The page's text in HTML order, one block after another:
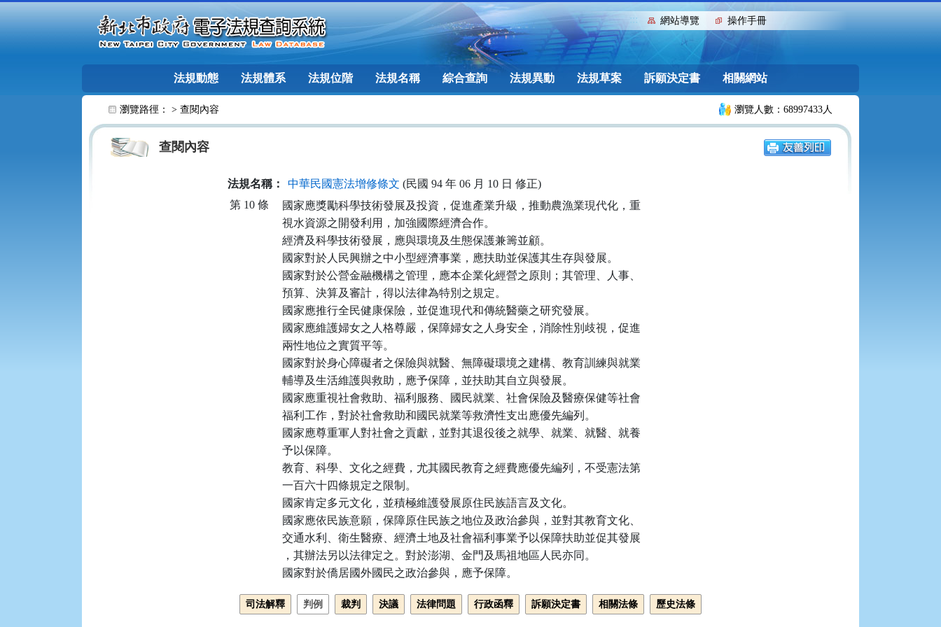
::: 網站導覽 操作手冊
法規動態 法規體系 法規位階 法規名稱 綜合查詢 法規異動 法規草案 訴願決定書 相關網站
瀏覽路徑： > 查閱內容 瀏覽人數：68997433人
查閱內容
法規名稱： 中華民國憲法增修條文 (民國 94 年 06 月 10 日 修正)
第 10 條
國家應獎勵科學技術發展及投資，促進產業升級，推動農漁業現代化，重
視水資源之開發利用，加強國際經濟合作。
經濟及科學技術發展，應與環境及生態保護兼籌並顧。
國家對於人民興辦之中小型經濟事業，應扶助並保護其生存與發展。
國家對於公營金融機構之管理，應本企業化經營之原則；其管理、人事、
預算、決算及審計，得以法律為特別之規定。
國家應推行全民健康保險，並促進現代和傳統醫藥之研究發展。
國家應維護婦女之人格尊嚴，保障婦女之人身安全，消除性別歧視，促進
兩性地位之實質平等。
國家對於身心障礙者之保險與就醫、無障礙環境之建構、教育訓練與就業
輔導及生活維護與救助，應予保障，並扶助其自立與發展。
國家應重視社會救助、福利服務、國民就業、社會保險及醫療保健等社會
福利工作，對於社會救助和國民就業等救濟性支出應優先編列。
國家應尊重軍人對社會之貢獻，並對其退役後之就學、就業、就醫、就養
予以保障。
教育、科學、文化之經費，尤其國民教育之經費應優先編列，不受憲法第
一百六十四條規定之限制。
國家肯定多元文化，並積極維護發展原住民族語言及文化。
國家應依民族意願，保障原住民族之地位及政治參與，並對其教育文化、
交通水利、衛生醫療、經濟土地及社會福利事業予以保障扶助並促其發展
，其辦法另以法律定之。對於澎湖、金門及馬祖地區人民亦同。
國家對於僑居國外國民之政治參與，應予保障。
司法解釋 判例 裁判 決議 法律問題 行政函釋 訴願決定書 相關法條 歷史法條